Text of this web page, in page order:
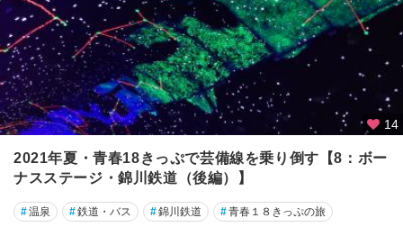
帯
橋
・
柳
井
周
大
島
(
屋
14
2021年夏・青春18きっぷで芸備線を乗り倒す【8：ボー
ナスステージ・錦川鉄道（後編）】
#温泉 #鉄道・バス #錦川鉄道 #青春１８きっぷの旅